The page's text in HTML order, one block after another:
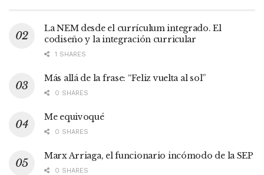
La NEM desde el currículum integrado. El
codiseño y la integración curricular
1 SHARES
Más allá de la frase: “Feliz vuelta al sol”
0 SHARES
Me equivoqué
0 SHARES
Marx Arriaga, el funcionario incómodo de la SEP
0 SHARES